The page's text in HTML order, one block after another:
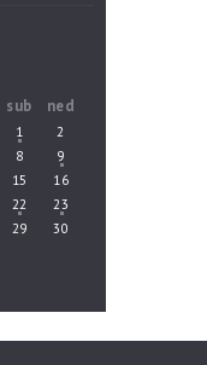
sub ned
1
2
8
9
15
16
22
23
29
30